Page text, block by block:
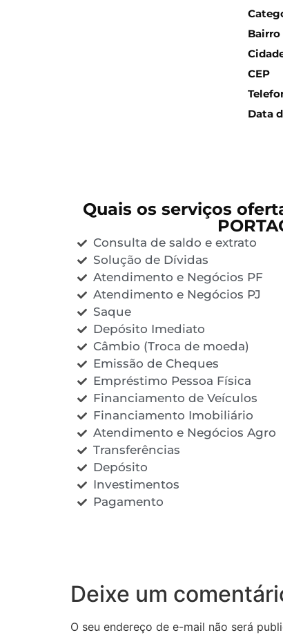
Bairro
CEP
Data
Quais os serviços
Consulta de saldo e extrato
Solução de Dívidas
Atendimento e Negócios PF
Atendimento e Negócios PJ
Saque
Depósito Imediato
Câmbio (Troca de moeda)
Emissão de Cheques
Empréstimo Pessoa Física
Financiamento de Veículos
Financiamento Imobiliário
Atendimento e Negócios Agro
Transferências
Depósito
Investimentos
Pagamento
Deixe um
O seu endereço de e-mail não será